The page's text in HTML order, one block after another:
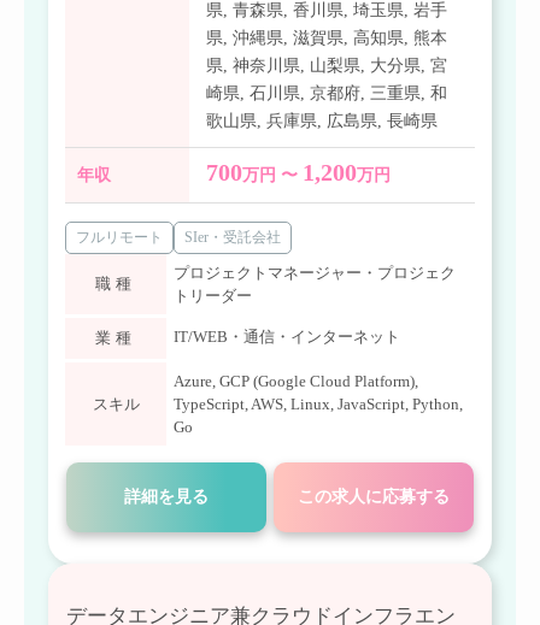
県,青森県,香川県,埼玉県,岩手
県,沖縄県,滋賀県, 高知県,熊本
県,神奈川県, 山梨県, 大分県,宮
崎県,石川県,京都府,三重県,和
歌山県,兵庫県, 広島県,長崎県
年収 700万円 〜 1,200万円
フルリモート SIer・受託会社
職種
プロジェクトマネージャー・プロジェク
トリーダー
業種 IT/WEB・通信・インターネット
スキル
Azure, GCP (Google Cloud Platform),
TypeScript,AWS, Linux, JavaScript, Python,
Go
詳細を見る この求人に応募する
データエンジニア兼クラウドインフラエン